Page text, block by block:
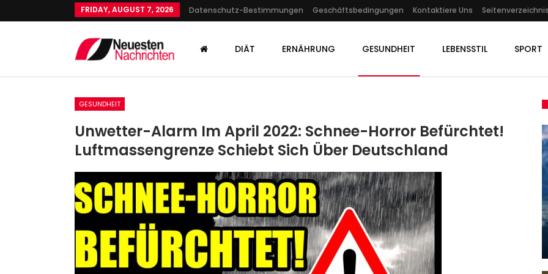
FRIDAY, AUGUST 7, 2026 Datenschutz-Bestimmungen Geschäftsbedingungen Kontaktiere Uns Seitenverzeichnis
DIÄT ERNÄHRUNG GESUNDHEIT LEBENSSTIL SPORT
GESUNDHEIT
Unwetter-Alarm Im April 2022: Schnee-Horror Befürchtet!
Luftmassengrenze Schiebt Sich Über Deutschland
Weihnachtsmärkte 2022:
Glühwein-Preise, Corona-
Regeln Und…
Admin Nov 12, 2022
GESUNDHEIT
Hundertjähriger Kalender Im
Dezember 2023: Weiße…
Admin Dec 9, 2023